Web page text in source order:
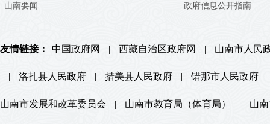
山南要闻 政府信息公开指南
友情链接： 中国政府网 | 西藏自治区政府网 | 山南市人民
| 洛扎县人民政府 | 措美县人民政府 | 错那市人民政府 |
山南市发展和改革委员会 | 山南市教育局（体育局） | 山